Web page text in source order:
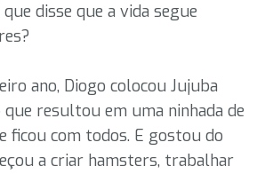
disse que a vida segue
ano, Diogo colocou Jujuba
que resultou em uma ninhada de
ficou com todos. E gostou do
a criar hamsters, trabalhar